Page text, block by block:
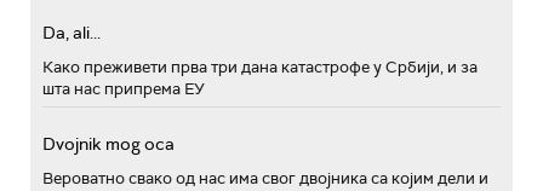
Da, ali...
Како преживети прва три дана катастрофе у Србији, и за
шта нас припрема ЕУ
Dvojnik mog oca
Вероватно свако од нас има свог двојника са којим дели и